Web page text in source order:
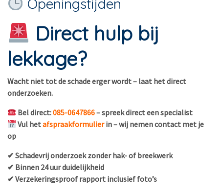
Direct hulp bij
lekkage?
Wacht niet tot de schade erger wordt – laat het direct
onderzoeken.
Bel direct:085-0647866– spreek direct een specialist
Vul hetafspraakformulierin – wij nemen contact met je
op
✔ Schadevrij onderzoek zonder hak- of breekwerk
✔ Binnen 24 uur duidelijkheid
✔ Verzekeringsproof rapport inclusief foto’s